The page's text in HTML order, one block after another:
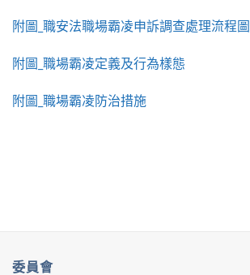
附圖_職安法職場霸凌申訴調查處理流程圖
附圖_職場霸凌定義及行為樣態
附圖_職場霸凌防治措施
委員會